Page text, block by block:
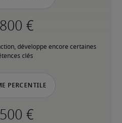
développe encore certaines
clés
percentile